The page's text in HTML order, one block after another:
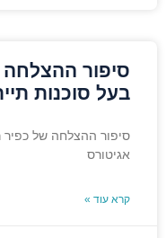
סיפור
בעל סוכנות
סיפור ההצלחה של כפיר
אגיטורס
קרא עוד »